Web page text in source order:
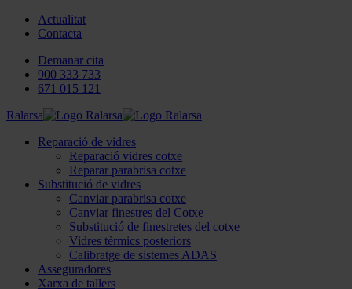
Actualitat
Contacta
Demanar cita
900 333 733
671 015 121
Ralarsa
Reparació de vidres
Reparació vidres cotxe
Reparar parabrisa cotxe
Substitució de vidres
Canviar parabrisa cotxe
Canviar finestres del Cotxe
Substitució de finestretes del cotxe
Vidres tèrmics posteriors
Calibratge de sistemes ADAS
Asseguradores
Xarxa de tallers